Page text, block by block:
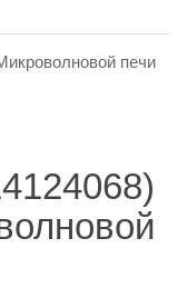
печи